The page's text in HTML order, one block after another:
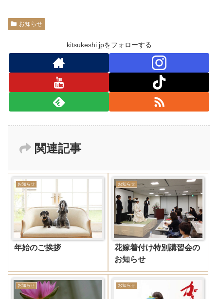
お知らせ
kitsukeshi.jpをフォローする
関連記事
お知らせ
年始のご挨拶
お知らせ
花嫁着付け特別講習会の
お知らせ
お知らせ お知らせ